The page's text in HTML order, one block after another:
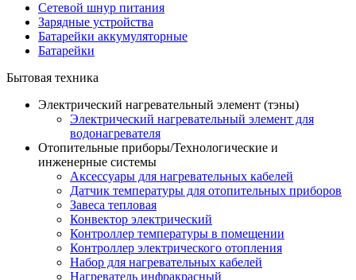
Сетевой шнур питания
Зарядные устройства
Батарейки аккумуляторные
Батарейки
Бытовая техника
Электрический нагревательный элемент (тэны)
Электрический нагревательный элемент для
водонагревателя
Отопительные приборы/Технологические и
инженерные системы
Аксессуары для нагревательных кабелей
Датчик температуры для отопительных приборов
Завеса тепловая
Конвектор электрический
Контроллер температуры в помещении
Контроллер электрического отопления
Набор для нагревательных кабелей
Нагреватель инфракрасный